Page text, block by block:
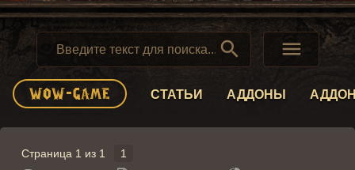
 
СТАТЬИ АДДОНЫ
Страница 1 из 1 1